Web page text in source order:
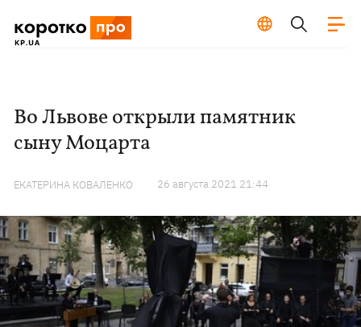
Во Львове открыли памятник
сыну Моцарта
ЕКАТЕРИНА КОВАЛЕНКО 26 августа 2021 21:44